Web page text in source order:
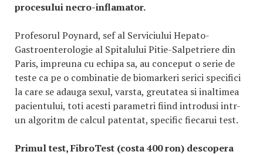
procesului necro-inflamator.
Profesorul Poynard, sef al Serviciului Hepato-
Gastroenterologie al Spitalului Pitie-Salpetriere din
Paris, impreuna cu echipa sa, au conceput o serie de
teste ca pe o combinatie de biomarkeri serici specifici
la care se adauga sexul, varsta, greutatea si inaltimea
pacientului, toti acesti parametri fiind introdusi intr-
un algoritm de calcul patentat, specific fiecarui test.
Primul test, FibroTest (costa 400 ron) descopera